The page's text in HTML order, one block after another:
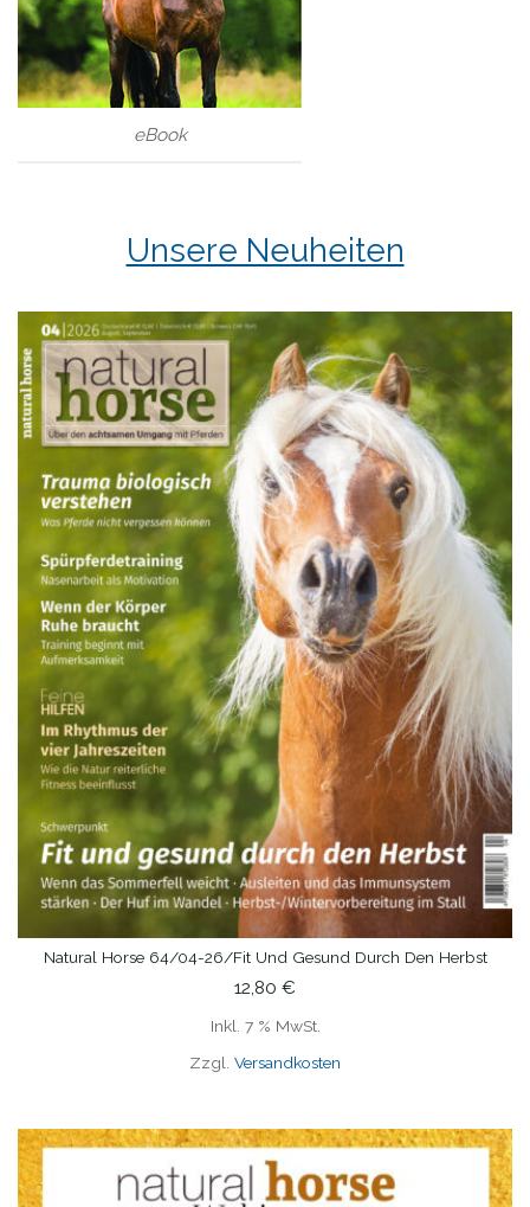
eBook
Unsere Neuheiten
IN DEN WARENKORB
Natural Horse 64/04-26/Fit Und Gesund Durch Den Herbst
12,80 €
Inkl. 7 % MwSt.
Zzgl. Versandkosten